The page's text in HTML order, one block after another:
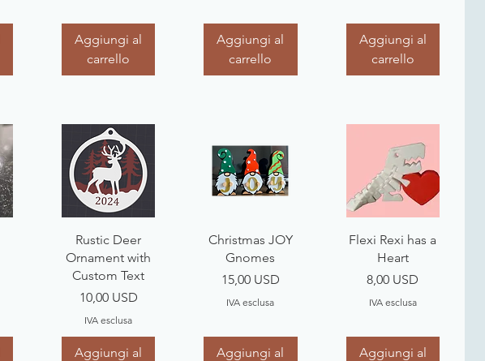
Aggiungi al
carrello
Aggiungi al
carrello
Aggiungi al
carrello
Vista rapida
Rustic Deer
Ornament with
Custom Text
Prezzo
10,00 USD
IVA esclusa
Aggiungi al
Vista rapida
Christmas JOY
Gnomes
Prezzo
15,00 USD
IVA esclusa
Aggiungi al
Vista rapida
Flexi Rexi has a
Heart
Prezzo
8,00 USD
IVA esclusa
Aggiungi al